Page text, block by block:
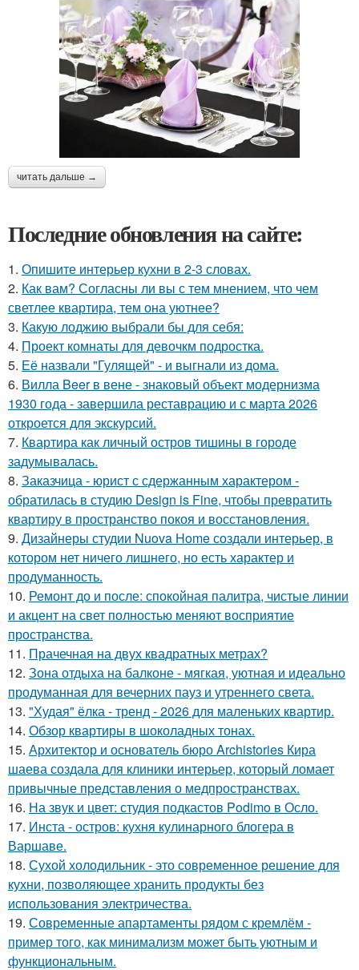
читать дальше →
Последние обновления на сайте:
1. Опишите интерьер кухни в 2-3 словах.
2. Как вам? Согласны ли вы с тем мнением, что чем
светлее квартира, тем она уютнее?
3. Какую лоджию выбрали бы для себя:
4. Проект комнаты для девочкм подростка.
5. Её назвали "Гулящей" - и выгнали из дома.
6. Вилла Beer в вене - знаковый объект модернизма
1930 года - завершила реставрацию и с марта 2026
откроется для экскурсий.
7. Квартира как личный остров тишины в городе
задумывалась.
8. Заказчица - юрист с сдержанным характером -
обратилась в студию Design is Fine, чтобы превратить
квартиру в пространство покоя и восстановления.
9. Дизайнеры студии Nuova Home создали интерьер, в
котором нет ничего лишнего, но есть характер и
продуманность.
10. Ремонт до и после: спокойная палитра, чистые линии
и акцент на свет полностью меняют восприятие
пространства.
11. Прачечная на двух квадратных метрах?
12. Зона отдыха на балконе - мягкая, уютная и идеально
продуманная для вечерних пауз и утреннего света.
13. "Худая" ёлка - тренд - 2026 для маленьких квартир.
14. Обзор квартиры в шоколадных тонах.
15. Архитектор и основатель бюро Archistories Кира
шаева создала для клиники интерьер, который ломает
привычные представления о медпространствах.
16. На звук и цвет: студия подкастов Podimo в Осло.
17. Инста - остров: кухня кулинарного блогера в
Варшаве.
18. Сухой холодильник - это современное решение для
кухни, позволяющее хранить продукты без
использования электричества.
19. Современные апартаменты рядом с кремлём -
пример того, как минимализм может быть уютным и
функциональным.